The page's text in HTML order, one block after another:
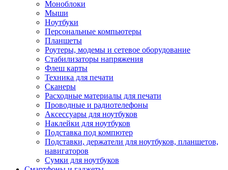
Моноблоки
Мыши
Ноутбуки
Персональные компьютеры
Планшеты
Роутеры, модемы и сетевое оборудование
Стабилизаторы напряжения
Флеш карты
Техника для печати
Сканеры
Расходные материалы для печати
Проводные и радиотелефоны
Аксессуары для ноутбуков
Наклейки для ноутбуков
Подставка под компютер
Подставки, держатели для ноутбуков, планшетов,
навигаторов
Сумки для ноутбуков